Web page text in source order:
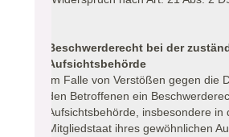
Beschwerderecht bei der
Aufsichtsbehörde
Im Falle von Verstößen gegen die
den Betroffenen ein
Aufsichtsbehörde, insbesondere in
Mitgliedstaat ihres gewöhnlichen